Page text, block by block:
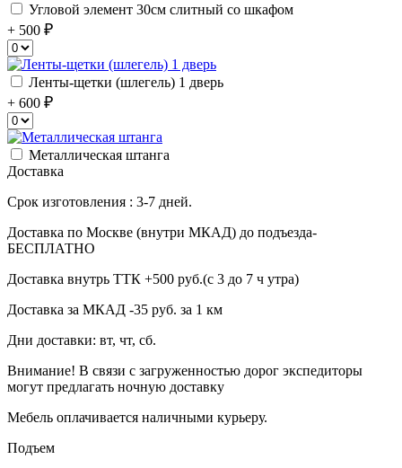
Угловой элемент 30см слитный со шкафом
+ 500
Ленты-щетки (шлегель) 1 дверь
+ 600
Металлическая штанга
Доставка
Срок изготовления : 3-7 дней.
Доставка по Москве (внутри МКАД) до подъезда-
БЕСПЛАТНО
Доставка внутрь ТТК +500 руб.(с 3 до 7 ч утра)
Доставка за МКАД -35 руб. за 1 км
Дни доставки: вт, чт, сб.
Внимание! В связи с загруженностью дорог экспедиторы
могут предлагать ночную доставку
Мебель оплачивается наличными курьеру.
Подъем